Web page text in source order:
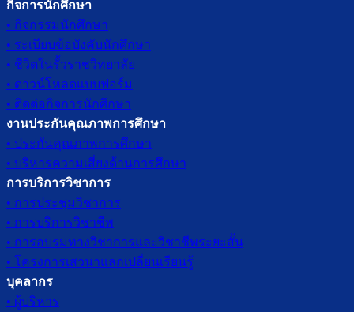
กิจการนักศึกษา
• กิจกรรมนักศึกษา
• ระเบียบข้อบังคับนักศึกษา
• ชีวิตในรั้วราชวิทยาลัย
• ดาวน์โหลดแบบฟอร์ม
• ติดต่อกิจการนักศึกษา
งานประกันคุณภาพการศึกษา
• ประกันคุณภาพการศึกษา
• บริหารความเสี่ยงด้านการศึกษา
การบริการวิชาการ
• การประชุมวิชาการ
• การบริการวิชาชีพ
• การอบรมทางวิชาการและวิชาชีพระยะสั้น
• โครงการเสวนาแลกเปลี่ยนเรียนรู้
บุคลากร
• ผู้บริหาร